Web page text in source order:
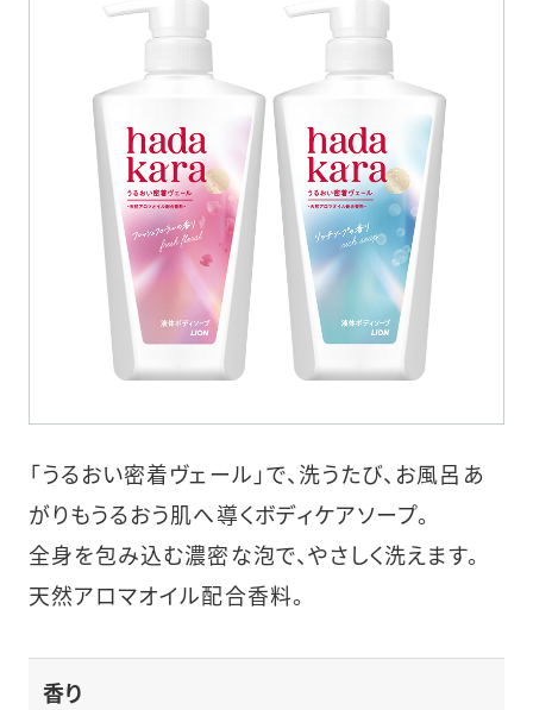
「うるおい密着ヴェール」で、洗うたび、お風呂あ
がりもうるおう肌へ導くボディケアソープ。
全身を包み込む濃密な泡で、やさしく洗えます。
天然アロマオイル配合香料。
香り